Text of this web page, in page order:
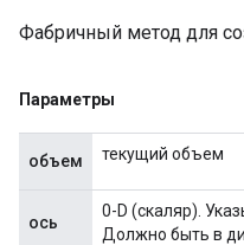
Фабричный метод для
Параметры
объем текущий объем
ось
0-D (скаляр).
Должно быть в